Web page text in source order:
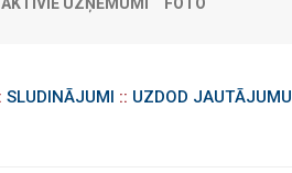
SLUDINĀJUMI :: UZDOD JAUTĀJUMU